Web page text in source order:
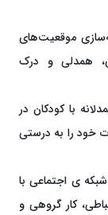
موقعیت‌های
همدلی و درک
با کودکان در
خود را به درستی
ی اجتماعی با
کار گروهی و